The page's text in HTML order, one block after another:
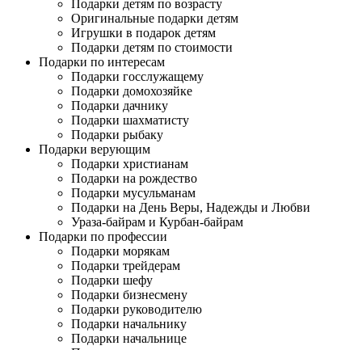
Подарки детям по возрасту
Оригинальные подарки детям
Игрушки в подарок детям
Подарки детям по стоимости
Подарки по интересам
Подарки госслужащему
Подарки домохозяйке
Подарки дачнику
Подарки шахматисту
Подарки рыбаку
Подарки верующим
Подарки христианам
Подарки на рождество
Подарки мусульманам
Подарки на День Веры, Надежды и Любви
Ураза-байрам и Курбан-байрам
Подарки по профессии
Подарки морякам
Подарки трейдерам
Подарки шефу
Подарки бизнесмену
Подарки руководителю
Подарки начальнику
Подарки начальнице